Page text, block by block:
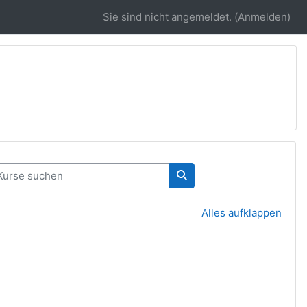
Sie sind nicht angemeldet. (Anmelden)
suchen
Kurse suchen
Alles aufklappen